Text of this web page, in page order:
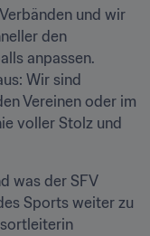
und wir
den
anpassen.
Wir sind
Vereinen oder im
voller Stolz und
was der SFV
Sports weiter zu